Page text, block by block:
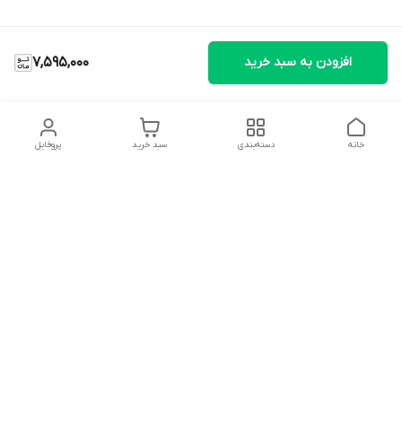
7,595,000 افزودن به سبد خرید
پروفایل سبد خرید دسته‌بندی خانه